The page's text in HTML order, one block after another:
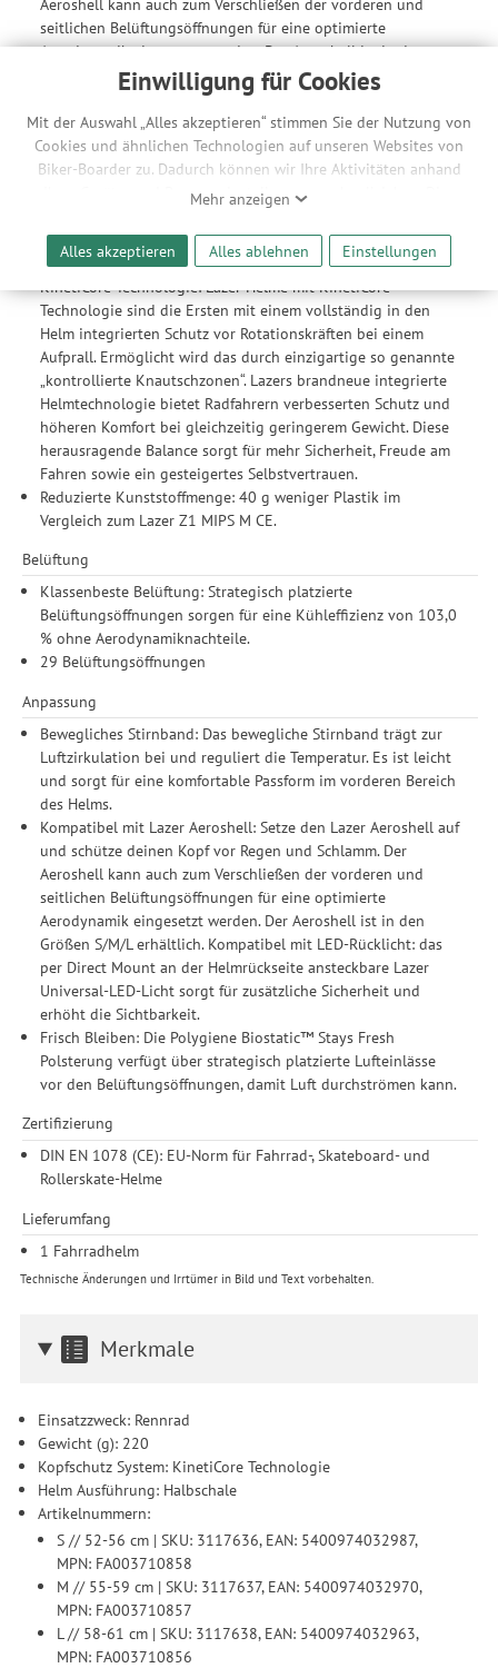
Einwilligung für Cookies
Mit der Auswahl „Alles akzeptieren“ stimmen Sie der Nutzung von
Cookies und ähnlichen Technologien auf unseren Websites von
Biker-Boarder zu. Dadurch können wir Ihre Aktivitäten anhand
Ihrer Geräte- und Browsereinstellungen nachvollziehen. Dies
Werbeanzeigen für Sie bereitzustellen sowie Funktionalitäten
unserer Website sicherzustellen und stetig zu verbessern. Dabei
werden Ihre Daten auch an Drittanbieter und Werbepartner
weitergegeben. Die Verarbeitung erfolgt ausschließlich zum
Zwecke der Einbindung von Streaming-Inhalten und der
Durchführung von statistischer Analyse, Reichweitenmessungen,
Produktempfehlungen und nutzungsbasierter Werbung.
Informationen zu den einzelnen Funktionen, den Drittanbietern
und der Speicherdauer finden Sie unter Einstellungen. Diese
Einwilligung ist freiwillig, für die Nutzung unserer Website nicht
erforderlich und gilt, bis sie widerrufen wird. Sie können Ihre
Einwilligung unter Einstellungen lediglich für bestimmte
Drittanbieter erteilen und jederzeit für die Zukunft widerrufen.
Mehr anzeigen
Alles akzeptieren Alles ablehnen Einstellungen
seitlichen Belüftungsöffnungen für eine optimierte
Aerodynamik eingesetzt werden. Der Aeroshell ist in den
Größen S/M/L erhältlich.
Kompatibel mit LED-Rücklicht: Das per Direct Mount an der
Helmrückseite ansteckbare Lazer Universal-LED-Licht sorgt
für zusätzliche Sicherheit und erhöht die Sichtbarkeit.
aufprallabsorbierender EPS-Innenschale verklebt; deutlich
bessere Belüftungssysteme und Belüftungsöffnungen formbar
KinetiCore Technologie: Lazer Helme mit KinetiCore
Technologie sind die Ersten mit einem vollständig in den
Helm integrierten Schutz vor Rotationskräften bei einem
Aufprall. Ermöglicht wird das durch einzigartige so genannte
„kontrollierte Knautschzonen“. Lazers brandneue integrierte
Helmtechnologie bietet Radfahrern verbesserten Schutz und
höheren Komfort bei gleichzeitig geringerem Gewicht. Diese
herausragende Balance sorgt für mehr Sicherheit, Freude am
Fahren sowie ein gesteigertes Selbstvertrauen.
Reduzierte Kunststoffmenge: 40 g weniger Plastik im
Vergleich zum Lazer Z1 MIPS M CE.
Belüftung
Klassenbeste Belüftung: Strategisch platzierte
Belüftungsöffnungen sorgen für eine Kühleffizienz von 103,0
% ohne Aerodynamiknachteile.
29 Belüftungsöffnungen
Anpassung
Bewegliches Stirnband: Das bewegliche Stirnband trägt zur
Luftzirkulation bei und reguliert die Temperatur. Es ist leicht
und sorgt für eine komfortable Passform im vorderen Bereich
des Helms.
Kompatibel mit Lazer Aeroshell: Setze den Lazer Aeroshell auf
und schütze deinen Kopf vor Regen und Schlamm. Der
Aeroshell kann auch zum Verschließen der vorderen und
seitlichen Belüftungsöffnungen für eine optimierte
Aerodynamik eingesetzt werden. Der Aeroshell ist in den
Größen S/M/L erhältlich. Kompatibel mit LED-Rücklicht: das
per Direct Mount an der Helmrückseite ansteckbare Lazer
Universal-LED-Licht sorgt für zusätzliche Sicherheit und
erhöht die Sichtbarkeit.
Frisch Bleiben: Die Polygiene Biostatic™ Stays Fresh
Polsterung verfügt über strategisch platzierte Lufteinlässe
vor den Belüftungsöffnungen, damit Luft durchströmen kann.
Zertifizierung
DIN EN 1078 (CE): EU-Norm für Fahrrad-, Skateboard- und
Rollerskate-Helme
Lieferumfang
1 Fahrradhelm
Technische Änderungen und Irrtümer in Bild und Text vorbehalten.
Merkmale
Einsatzzweck: Rennrad
Gewicht (g): 220
Kopfschutz System: KinetiCore Technologie
Helm Ausführung: Halbschale
Artikelnummern:
S // 52-56 cm | SKU: 3117636, EAN: 5400974032987,
MPN: FA003710858
M // 55-59 cm | SKU: 3117637, EAN: 5400974032970,
MPN: FA003710857
L // 58-61 cm | SKU: 3117638, EAN: 5400974032963,
MPN: FA003710856